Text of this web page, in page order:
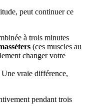
peut continuer ce
à trois minutes
(ces muscles au
changer votre
vraie différence,
pendant trois